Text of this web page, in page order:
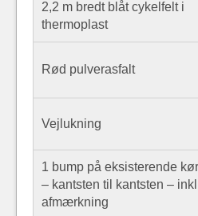
2,2 m bredt blåt cykelfelt i
thermoplast
Rød pulverasfalt
Vejlukning
1 bump på eksisterende
– kantsten til kantsten –
afmærkning